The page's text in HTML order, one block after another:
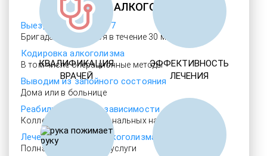
ЛЕЧЕНИЕ АЛКОГОЛИЗМА
Выезд нарколога 24/7
Бригада назначается в течение 30 мин
Кодировка алкоголизма
В том числе операционные методы
Выводим из запойного состояния
Дома или в больнице
Реабилитация алкозависимости
Коллектив профессиональных наркологов
Лечение женского алкоголизма
Полная анонимность услуги
КВАЛИФИКАЦИЯ
ВРАЧЕЙ
ЭФФЕКТИВНОСТЬ
ЛЕЧЕНИЯ